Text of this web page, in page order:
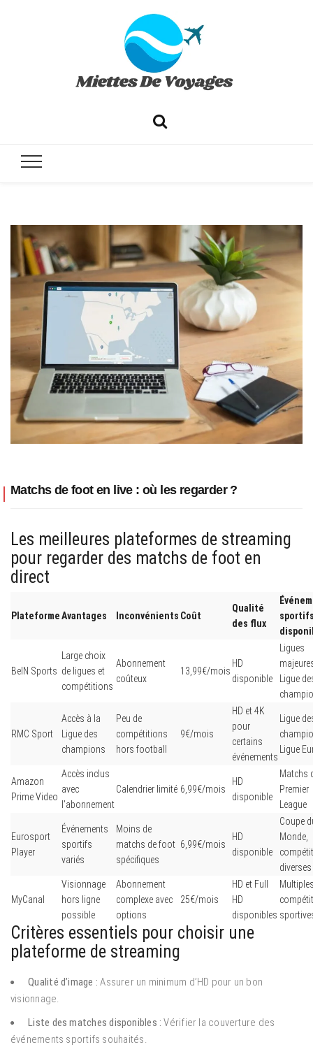
Matchs de foot en live : où les regarder ?
Les meilleures plateformes de streaming
pour regarder des matchs de foot en
direct
PlateformeAvantages Inconvénients Coût
Qualité
des flux
BeIN Sports
Large choix
de ligues et
compétitions
Abonnement
coûteux
13,99€/mois
HD
disponible
Ligues
Ligue
RMC Sport
Accès à la
Ligue des
champions
Peu de
compétitions
hors football
9€/mois
HD et 4K
pour
certains
événements
Ligue
Ligue
Amazon
Prime Video
Accès inclus
avec
l’abonnement
Calendrier limité 6,99€/mois
HD
disponible
Matchs
Premier
League
Eurosport
Player
Événements
sportifs
variés
Moins de
matchs de foot
spécifiques
6,99€/mois
HD
disponible
Coupe
Monde,
diverses
MyCanal
Visionnage
hors ligne
possible
Abonnement
complexe avec
options
25€/mois
HD et Full
HD
disponibles
Critères essentiels pour choisir une
plateforme de streaming
Qualité d’image : Assurer un minimum d’HD pour un bon
visionnage.
Liste des matches disponibles : Vérifier la couverture des
événements sportifs souhaités.